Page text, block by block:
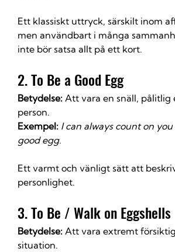
Ett klassiskt uttryck, särskilt inom
men användbart i många
inte bör satsa allt på ett kort.
2. To Be a Good Egg
Betydelse: Att vara en snäll, pålitlig
person.
Exempel: I can always count on
good egg.
Ett varmt och vänligt sätt att
personlighet.
3. To Be / Walk on Eggshells
Betydelse: Att vara extremt
situation.